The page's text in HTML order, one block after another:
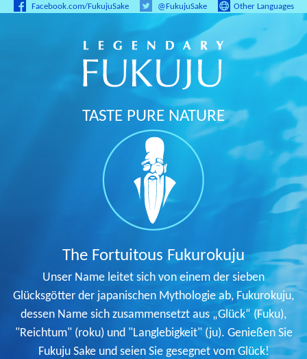
Facebook.com/FukujuSake @FukujuSake Other Languages
TASTE PURE NATURE
The Fortuitous Fukurokuju
Unser Name leitet sich von einem der sieben
Glücksgötter der japanischen Mythologie ab, Fukurokuju,
dessen Name sich zusammensetzt aus „Glück“ (Fuku),
"Reichtum" (roku) und "Langlebigkeit" (ju). Genießen Sie
Fukuju Sake und seien Sie gesegnet vom Glück!